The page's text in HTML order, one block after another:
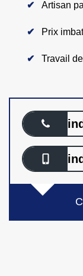
Artisan
Prix
Travail